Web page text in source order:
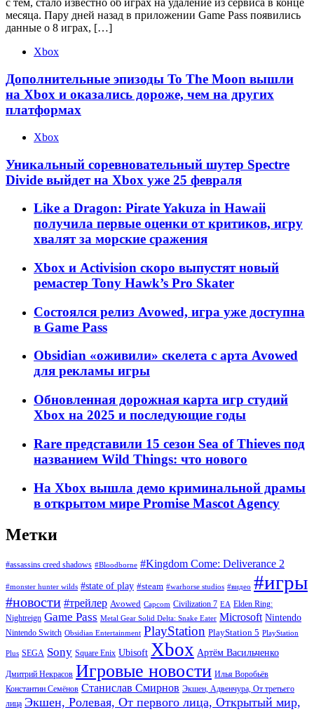
с тем, стало известно об играх на удаление из сервиса в конце
месяца. Пару дней назад в приложении Game Pass появились
данные о 8 играх, […]
Xbox
Дополнительные эпизоды To The Moon вышли
на Xbox и оказались дороже, чем на других
платформах
Xbox
Уникальный соревновательный шутер Spectre
Divide выйдет на Xbox уже 25 февраля
Like a Dragon: Pirate Yakuza in Hawaii
получила первые оценки от критиков, игру
хвалят за морские сражения
Xbox и Activision скоро выпустят новый
ремастер Tony Hawk’s Pro Skater
Состоялся релиз Avowed, игра уже доступна
в Game Pass
Obsidian «оживили» скелета с арта Avowed
для рекламы игры
Обновленная дорожная карта игр студий
Xbox на 2025 и последующие годы
Rare представили 15 сезон Sea of Thieves под
названием Wild Things: что нового
На Xbox вышла демо криминальной драмы
в открытом мире Promise Mascot Agency
Метки
#assassins creed shadows #Bloodborne #Kingdom Come: Deliverance 2
#monster hunter wilds #state of play #steam #warhorse studios #видео #игры
#новости #трейлер Avowed Capcom Civilization 7 EA Elden Ring:
Nightreign Game Pass Metal Gear Solid Delta: Snake Eater Microsoft Nintendo
Nintendo Switch Obsidian Entertainment PlayStation PlayStation 5 PlayStation
Plus SEGA Sony Square Enix Ubisoft Xbox Артём Васильченко
Дмитрий Некрасов Игровые новости Илья Воробьёв
Константин Семёнов Станислав Смирнов Экшен, Адвенчура, От третьего
лица Экшен, Ролевая, От первого лица, Открытый мир,